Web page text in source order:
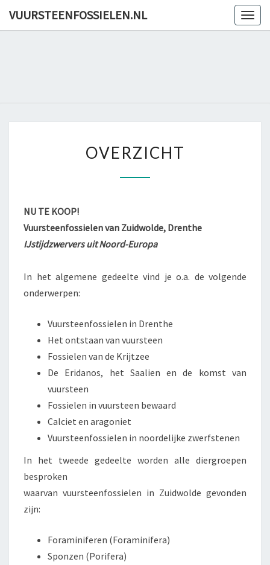
VUURSTEENFOSSIELEN.NL
OVERZICHT
NU TE KOOP!
Vuursteenfossielen van Zuidwolde, Drenthe
IJstijdzwervers uit Noord-Europa
In het algemene gedeelte vind je o.a. de volgende
onderwerpen:
Vuursteenfossielen in Drenthe
Het ontstaan van vuursteen
Fossielen van de Krijtzee
De Eridanos, het Saalien en de komst van
vuursteen
Fossielen in vuursteen bewaard
Calciet en aragoniet
Vuursteenfossielen in noordelijke zwerfstenen
In het tweede gedeelte worden alle diergroepen
besproken
waarvan vuursteenfossielen in Zuidwolde gevonden
zijn:
Foraminiferen (Foraminifera)
Sponzen (Porifera)